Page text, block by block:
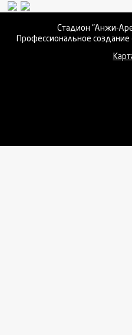
Стадион "Анжи-
Профессиональное создание